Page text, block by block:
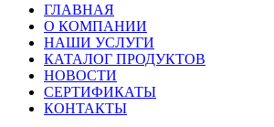
ГЛАВНАЯ
О КОМПАНИИ
НАШИ УСЛУГИ
КАТАЛОГ ПРОДУКТОВ
НОВОСТИ
СЕРТИФИКАТЫ
КОНТАКТЫ